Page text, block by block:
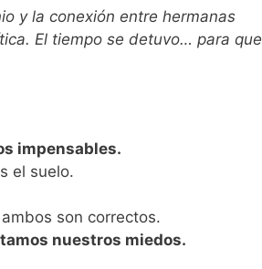
y la conexión entre hermanas
El tiempo se detuvo… para que
impensables.
el suelo.
son correctos.
nuestros miedos.